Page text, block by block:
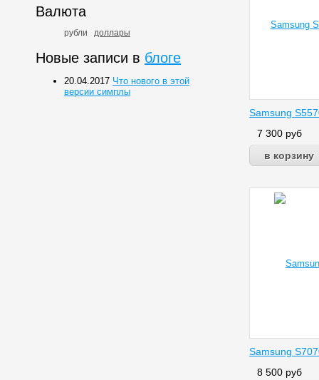
Samsung
7 300 руб
Samsung
8 500 руб
Валюта
рубли доллары
Новые записи в блоге
20.04.2017 Что нового в этой
версии симплы